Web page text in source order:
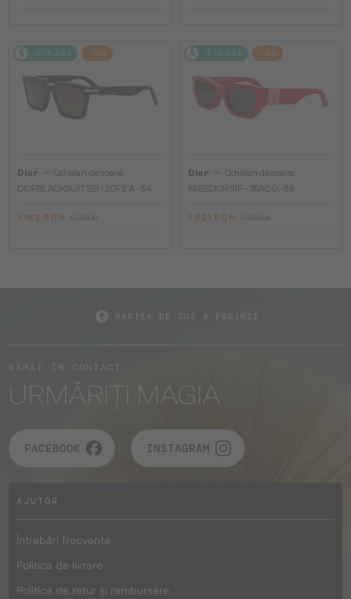
2-4 ZILE -10%
Dior
Ochelari de soare
DIORBLACKSUIT S3I - 20F2 A - 54
1 162 RON
2-4 ZILE -12%
Dior
Ochelari de soare
MISSDIOR S1F - 35A0 O - 56
1 521 RON
URMĂRIȚI MAGIA
FACEBOOK INSTAGRAM
AJUTOR
Întrebări frecvente
Politica de livrare
Politica de retur și rambursare